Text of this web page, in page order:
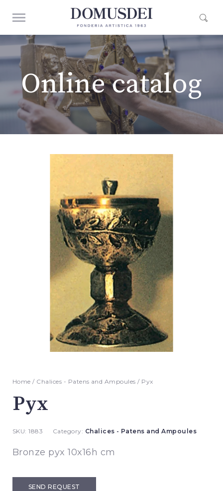
Online catalog
Home / Chalices - Patens and Ampoules / Pyx
Pyx
SKU:1883 Category: Chalices - Patens and Ampoules
Bronze pyx 10x16h cm
SEND REQUEST